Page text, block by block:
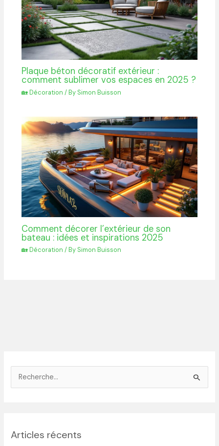
Plaque béton décoratif extérieur :
comment sublimer vos espaces en 2025 ?
🏡 Décoration / By Simon Buisson
Comment décorer l’extérieur de son
bateau : idées et inspirations 2025
🏡 Décoration / By Simon Buisson
e
Articles récents